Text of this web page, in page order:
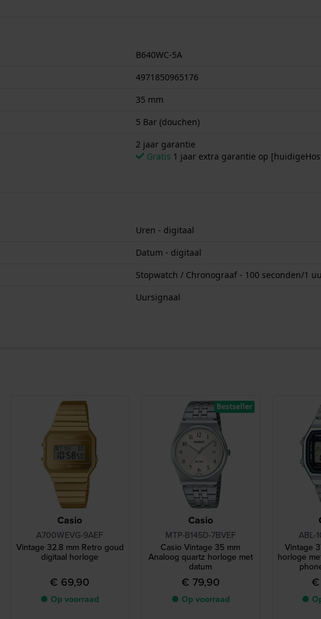
B640WC-5A
4971850965176
35 mm
5 Bar (douchen)
2 jaar garantie
Gratis 1 jaar extra garantie op
Uren - digitaal
Datum - digitaal
Stopwatch / Chronograaf - 100 seconden/1
Uursignaal
Casio
A700WEVG-9AEF
Vintage 32.8 mm Retro goud
digitaal horloge
€ 69,90
● Op voorraad
Casio
MTP-B145D-7BVEF
Casio Vintage 35 mm
Analoog quartz horloge met
datum
€ 79,90
● Op voorraad
Bestseller
ABL-
Vintage
horloge
€
●